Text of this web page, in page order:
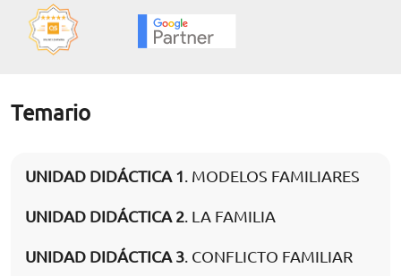
Temario
UNIDAD DIDÁCTICA 1. MODELOS FAMILIARES
UNIDAD DIDÁCTICA 2. LA FAMILIA
UNIDAD DIDÁCTICA 3. CONFLICTO FAMILIAR